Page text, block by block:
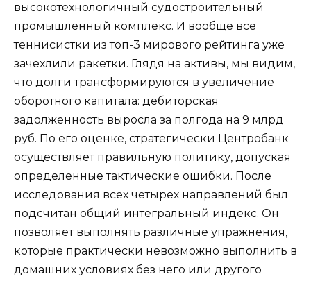
высокотехнологичный судостроительный
промышленный комплекс. И вообще все
теннисистки из топ-3 мирового рейтинга уже
зачехлили ракетки. Глядя на активы, мы видим,
что долги трансформируются в увеличение
оборотного капитала: дебиторская
задолженность выросла за полгода на 9 млрд
руб. По его оценке, стратегически Центробанк
осуществляет правильную политику, допуская
определенные тактические ошибки. После
исследования всех четырех направлений был
подсчитан общий интегральный индекс. Он
позволяет выполнять различные упражнения,
которые практически невозможно выполнить в
домашних условиях без него или другого